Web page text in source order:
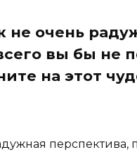
не очень
вы бы не
на этот
перспектива,